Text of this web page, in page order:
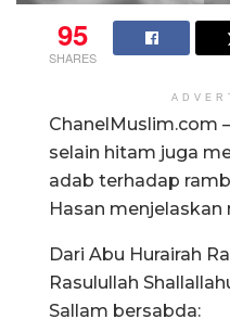
95
SHARES
ChanelMuslim.com
selain hitam juga
adab terhadap
Hasan menjelaskan
Dari Abu Hurairah
Rasulullah
Sallam bersabda: